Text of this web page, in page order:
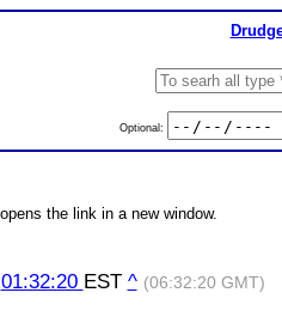
Optional:
the link in a new window.
01:32:20 EST ^ (06:32:20 GMT)